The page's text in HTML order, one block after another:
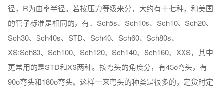
径，R为曲率半径。若按压力等级来分，大约有十七种，和美国
的管子标准是相同的，有：Sch5s、Sch10s、Sch10、Sch20、
Sch30、Sch40s、STD、Sch40、Sch60、Sch80s、
XS;Sch80、Sch100、Sch120、Sch140、Sch160、XXS，其中
更常用的是STD和XS两种。按弯头的角度分，有45o弯头，有
90o弯头和180o弯头。这样一来弯头的种类是很多的，定货时定